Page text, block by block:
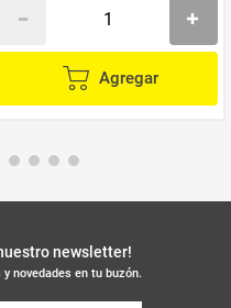
Agregar
newsletter!
novedades en tu buzón.